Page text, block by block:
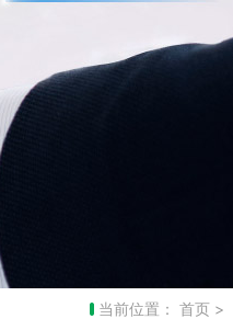
当前位置： 首页>